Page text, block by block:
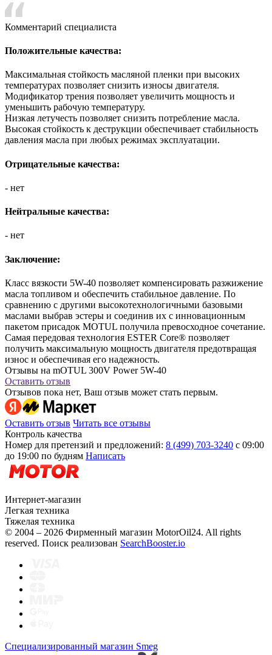
Комментарий специалиста
Положительные качества:
Максимальная стойкость масляной пленки при высоких
температурах позволяет снизить износы двигателя.
Модификатор трения позволяет увеличить мощность и
уменьшить рабочую температуру.
Низкая летучесть позволяет снизить потребление масла.
Высокая стойкость к деструкции обеспечивает стабильность
давления масла при любых режимах эксплуатации.
Отрицательные качества:
- нет
Нейтральные качества:
- нет
Заключение:
Класс вязкости 5W-40 позволяет компенсировать разжижение
масла топливом и обеспечить стабильное давление. По
сравнению с другими высокотехнологичными базовыми
маслами выбрав эстеры и соединив их с инновационным
пакетом присадок MOTUL получила превосходное сочетание.
Самая передовая технология ESTER Core® позволяет
получить максимальную мощность двигателя предотвращая
износ и обеспечивая его надежность.
Отзывы на mOTUL 300V Power 5W-40
Оставить отзыв
Отзывов пока нет, Ваш отзыв может стать первым.
Оставить отзыв Читать все отзывы
Контроль качества
Номер для претензий и предложений: 8 (499) 703-3240 с 09:00
до 19:00 по будням Написать
Интернет-магазин
Легкая техника
Тяжелая техника
© 2004 – 2026 Фирменный магазин MotorOil24. All rights
reserved. Поиск реализован SearchBooster.io
Специализированный магазин Smeg